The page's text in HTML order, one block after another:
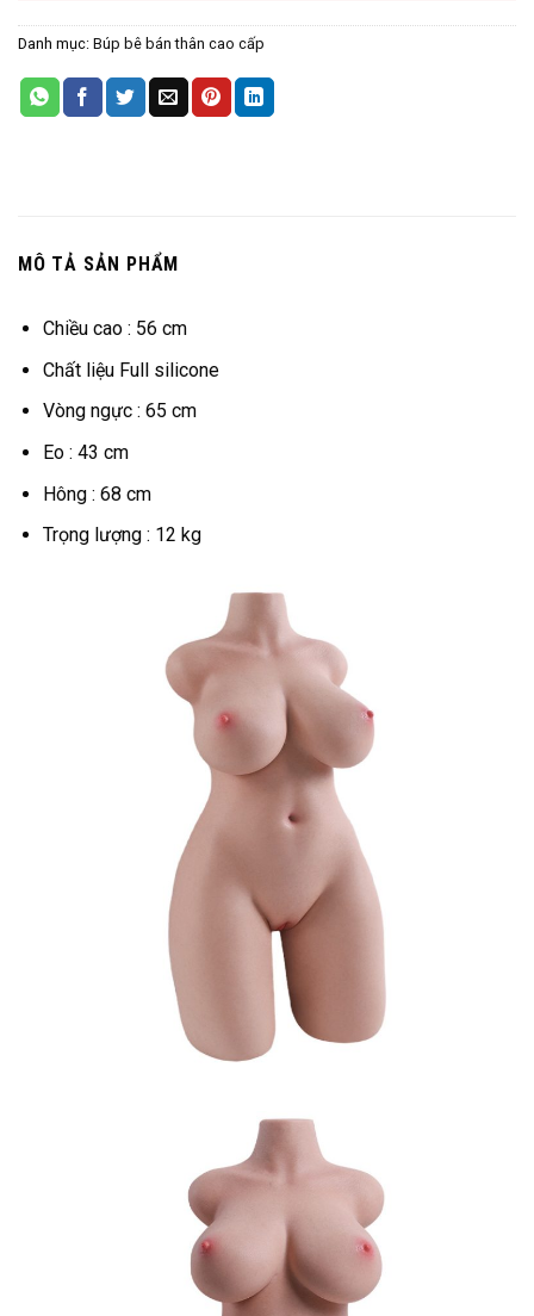
Danh mục: Búp bê bán thân cao cấp
MÔ TẢ SẢN PHẨM
Chiều cao : 56 cm
Chất liệu Full silicone
Vòng ngực : 65 cm
Eo : 43 cm
Hông : 68 cm
Trọng lượng : 12 kg